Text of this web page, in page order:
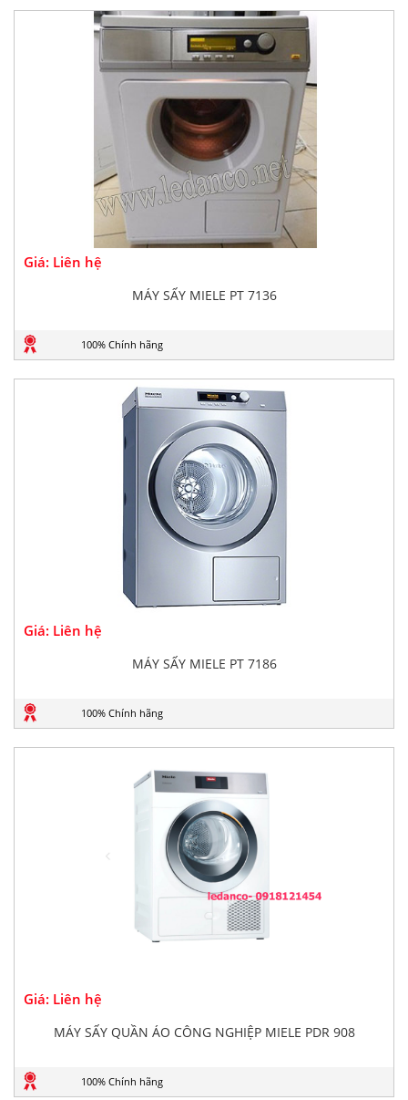
Giá: Liên hệ
MÁY SẤY MIELE PT 7136
100% Chính hãng
Giá: Liên hệ
MÁY SẤY MIELE PT 7186
100% Chính hãng
Giá: Liên hệ
MÁY SẤY QUẦN ÁO CÔNG NGHIỆP MIELE PDR 908
100% Chính hãng